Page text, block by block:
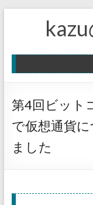
第4回ビット
で仮想通貨
ました